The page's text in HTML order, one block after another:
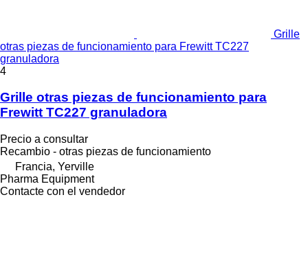
Grille
otras piezas de funcionamiento para Frewitt TC227
granuladora
4
Grille otras piezas de funcionamiento para
Frewitt TC227 granuladora
Precio a consultar
Recambio - otras piezas de funcionamiento
Francia, Yerville
Pharma Equipment
Contacte con el vendedor